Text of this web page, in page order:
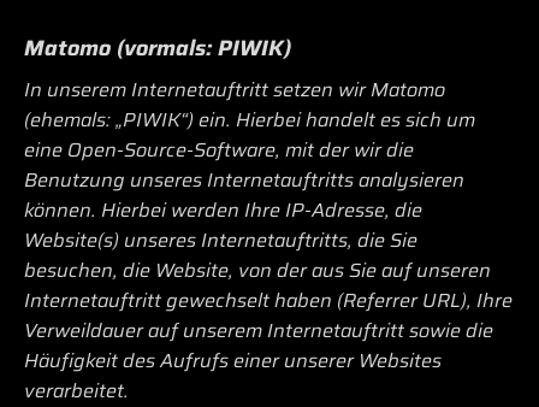
Matomo (vormals: PIWIK)
In unserem Internetauftritt setzen wir Matomo
(ehemals: „PIWIK“) ein. Hierbei handelt es sich um
eine Open-Source-Software, mit der wir die
Benutzung unseres Internetauftritts analysieren
können. Hierbei werden Ihre IP-Adresse, die
Website(s) unseres Internetauftritts, die Sie
besuchen, die Website, von der aus Sie auf unseren
Internetauftritt gewechselt haben (Referrer URL), Ihre
Verweildauer auf unserem Internetauftritt sowie die
Häufigkeit des Aufrufs einer unserer Websites
verarbeitet.